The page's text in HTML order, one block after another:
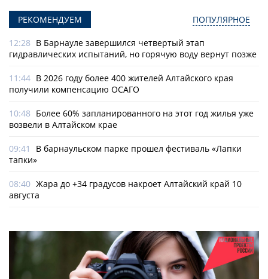
РЕКОМЕНДУЕМ ПОПУЛЯРНОЕ
12:28 В Барнауле завершился четвертый этап
гидравлических испытаний, но горячую воду вернут позже
11:44 В 2026 году более 400 жителей Алтайского края
получили компенсацию ОСАГО
10:48 Более 60% запланированного на этот год жилья уже
возвели в Алтайском крае
09:41
В барнаульском парке прошел фестиваль «Лапки
тапки»
08:40 Жара до +34 градусов накроет Алтайский край 10
августа